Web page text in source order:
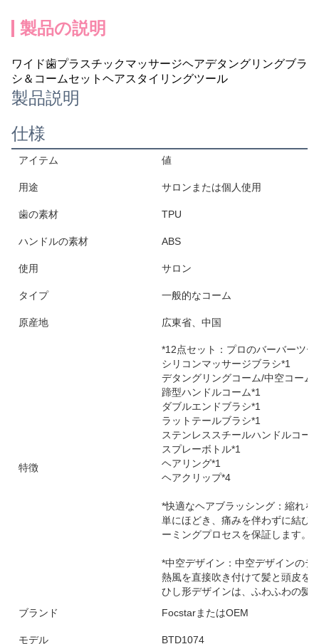
製品の説明
ワイド歯プラスチックマッサージヘアデタングリングブラ
シ＆コームセットヘアスタイリングツール
製品説明
仕様
アイテム 値
用途 サロンまたは個人使用
歯の素材 TPU
ハンドルの素材 ABS
使用 サロン
タイプ 一般的なコーム
原産地 広東省、中国
特徴
*12点セット：プロのバーバーツー
シリコンマッサージブラシ*1
デタングリングコーム/中空コーム
蹄型ハンドルコーム*1
ダブルエンドブラシ*1
ラットテールブラシ*1
ステンレススチールハンドルコー
スプレーボトル*1
ヘアリング*1
ヘアクリップ*4
*快適なヘアブラッシング：縮れ
単にほどき、痛みを伴わずに結び
ーミングプロセスを保証します。
*中空デザイン：中空デザインの
熱風を直接吹き付けて髪と頭皮を
ひし形デザインは、ふわふわの髪
ブランド
FocstarまたはOEM
モデル BTD1074